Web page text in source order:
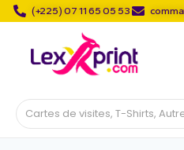
(+225) 07 11 65 05 53